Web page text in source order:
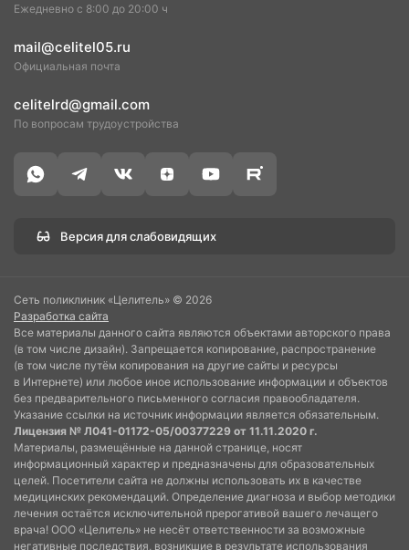
Ежедневно с 8:00 до 20:00 ч
mail@celitel05.ru
Официальная почта
celitelrd@gmail.com
По вопросам трудоустройства
Версия для слабовидящих
Сеть поликлиник «Целитель» © 2026
Разработка сайта
Все материалы данного сайта являются объектами авторского права
(в том числе дизайн). Запрещается копирование, распространение
(в том числе путём копирования на другие сайты и ресурсы
в Интернете) или любое иное использование информации и объектов
без предварительного письменного согласия правообладателя.
Указание ссылки на источник информации является обязательным.
Лицензия № Л041-01172-05/00377229 от 11.11.2020 г.
Материалы, размещённые на данной странице, носят
информационный характер и предназначены для образовательных
целей. Посетители сайта не должны использовать их в качестве
медицинских рекомендаций. Определение диагноза и выбор методики
лечения остаётся исключительной прерогативой вашего лечащего
врача! ООО «Целитель» не несёт ответственности за возможные
негативные последствия, возникшие в результате использования